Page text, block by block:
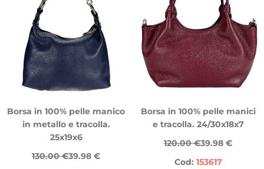
Borsa in 100% pelle manico
in metallo e tracolla.
25x19x6
130.00 €39.98 €
Borsa in 100% pelle manici
e tracolla. 24/30x18x7
120.00 €39.98 €
Cod: 153617